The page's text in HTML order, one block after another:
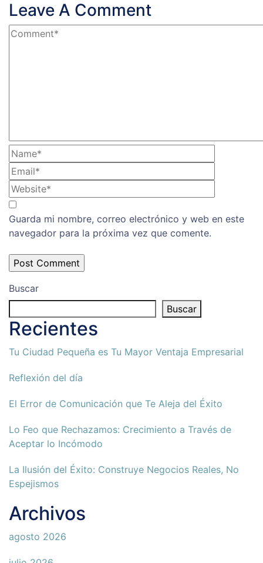
Leave A Comment
Guarda mi nombre, correo electrónico y web en este
navegador para la próxima vez que comente.
Buscar
Buscar
Recientes
Tu Ciudad Pequeña es Tu Mayor Ventaja Empresarial
Reflexión del día
El Error de Comunicación que Te Aleja del Éxito
Lo Feo que Rechazamos: Crecimiento a Través de
Aceptar lo Incómodo
La Ilusión del Éxito: Construye Negocios Reales, No
Espejismos
Archivos
agosto 2026